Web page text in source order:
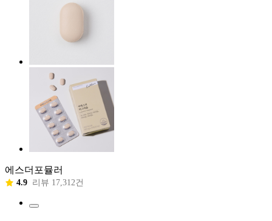
에스더포뮬러
4.9 리뷰 17,312건